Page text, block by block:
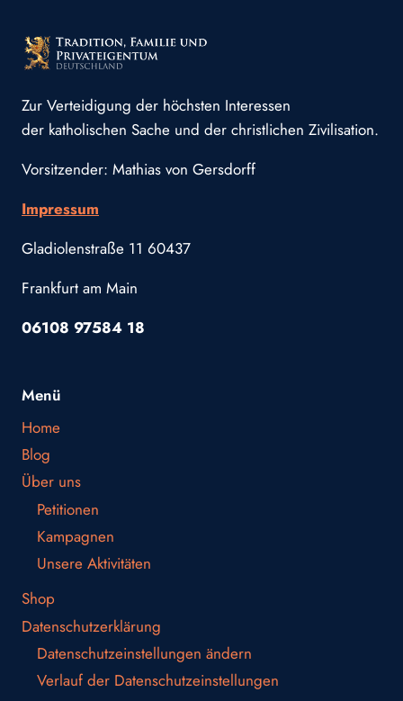
DER
KIRCHE
DES
VATIKANS
VERHALTEN?
Zur Verteidigung der höchsten Interessen
der katholischen Sache und der christlichen Zivilisation.
Vorsitzender: Mathias von Gersdorff
Impressum
Gladiolenstraße 11 60437
Frankfurt am Main
06108 97584 18
Menü
Home
Blog
Über uns
Petitionen
Kampagnen
Unsere Aktivitäten
Shop
Datenschutzerklärung
Datenschutzeinstellungen ändern
Verlauf der Datenschutzeinstellungen